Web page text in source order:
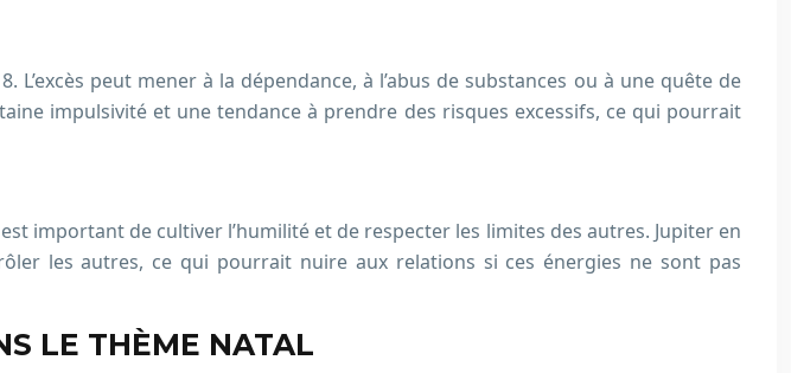
peut mener à la dépendance, à l’abus de substances ou à une quête de
impulsivité et une tendance à prendre des risques excessifs, ce qui pourrait
important de cultiver l’humilité et de respecter les limites des autres. Jupiter en
les autres, ce qui pourrait nuire aux relations si ces énergies ne sont pas
LE THÈME NATAL